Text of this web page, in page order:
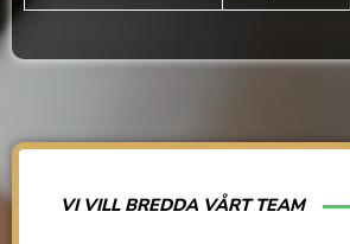
VI VILL BREDDA VÅRT TEAM